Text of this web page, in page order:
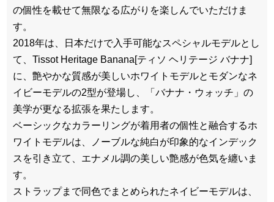
の個性を載せて無限なる広がりを楽しんでいただけま
す。
2018年は、日本だけで入手可能なスペシャルモデルとし
て、Tissot Heritage Banana[ティソ ヘリテージ バナナ]
に、艶やかな質感が美しいホワイトモデルとモダンなネ
イビーモデルの2型が登場し、「バナナ・ウォッチ」の
美学が更なる拡張を果たします。
ベーシックなカラーリングが着用者の個性と融合するホ
ワイトモデルは、ノーブルな純白が印象的なインデック
スを引き立て、エナメル調の美しい艶感が色気を纏いま
す。
ストラップまで同色でまとめられたネイビーモデルは、